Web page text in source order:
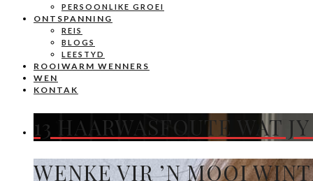
PERSOONLIKE GROEI
ONTSPANNING
REIS
BLOGS
LEESTYD
ROOIWARM WENNERS
WEN
KONTAK
13 HAARWASFOUTE WAT
WENKE VIR ’N MOOI